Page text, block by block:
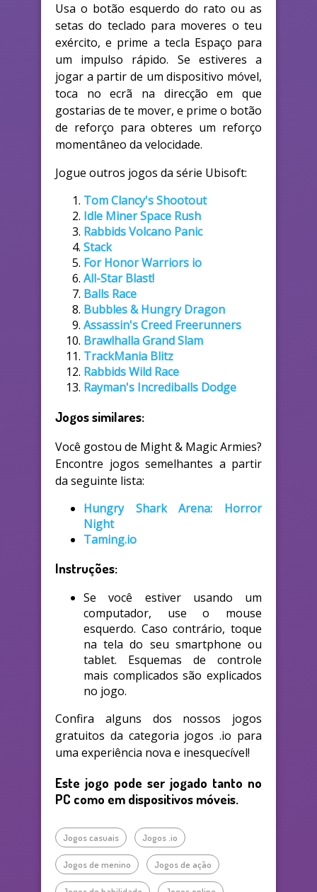
Usa o botão esquerdo do rato ou as
setas do teclado para moveres o teu
exército, e prime a tecla Espaço para
um impulso rápido. Se estiveres a
jogar a partir de um dispositivo móvel,
toca no ecrã na direcção em que
gostarias de te mover, e prime o botão
de reforço para obteres um reforço
momentâneo da velocidade.
Jogue outros jogos da série Ubisoft:
Tom Clancy's Shootout
Idle Miner Space Rush
Rabbids Volcano Panic
Stack
For Honor Warriors io
All-Star Blast!
Balls Race
Bubbles & Hungry Dragon
Assassin's Creed Freerunners
Brawlhalla Grand Slam
TrackMania Blitz
Rabbids Wild Race
Rayman's Incrediballs Dodge
Jogos similares:
Você gostou de Might & Magic Armies?
Encontre jogos semelhantes a partir
da seguinte lista:
Hungry Shark Arena: Horror
Night
Taming.io
Instruções:
Se você estiver usando um
computador, use o mouse
esquerdo. Caso contrário, toque
na tela do seu smartphone ou
tablet. Esquemas de controle
mais complicados são explicados
no jogo.
Confira alguns dos nossos jogos
gratuitos da categoria jogos .io para
uma experiência nova e inesquecível!
Este jogo pode ser jogado tanto no
PC como em dispositivos móveis.
Jogos casuais Jogos .io
Jogos de menino Jogos de ação